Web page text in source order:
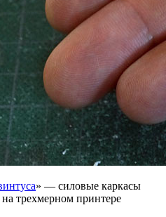
» — силовые каркасы
трехмерном принтере